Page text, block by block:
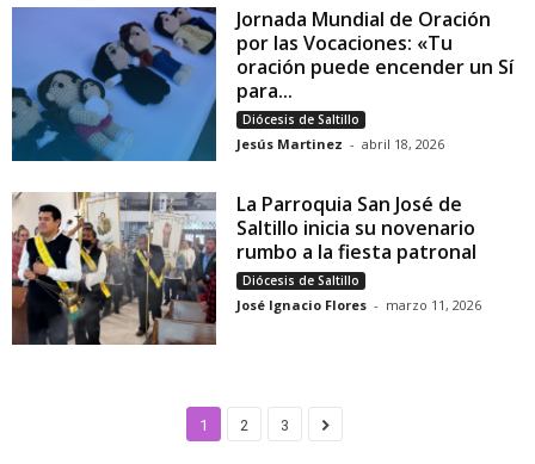
Jornada Mundial de Oración
por las Vocaciones: «Tu
oración puede encender un Sí
para...
Diócesis de Saltillo
Jesús Martinez - abril 18, 2026
La Parroquia San José de
Saltillo inicia su novenario
rumbo a la fiesta patronal
Diócesis de Saltillo
José Ignacio Flores - marzo 11, 2026
1 2 3